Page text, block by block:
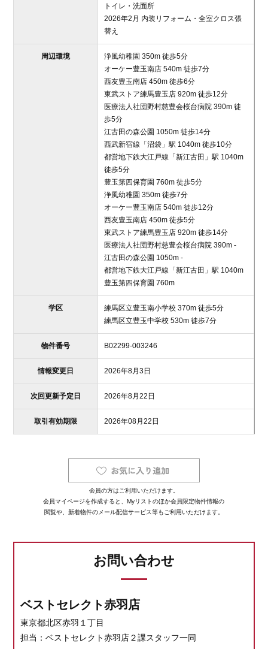
トイレ・洗面所
2026年2月 内装リフォーム・全室クロス張
替え
周辺環境
浄風幼稚園 350m 徒歩5分
オーケー豊玉南店 540m 徒歩7分
西友豊玉南店 450m 徒歩6分
東武ストア練馬豊玉店 920m 徒歩12分
医療法人社団野村慈豊会桜台病院 390m 徒
歩5分
江古田の森公園 1050m 徒歩14分
西武新宿線「沼袋」駅 1040m 徒歩10分
都営地下鉄大江戸線「新江古田」駅 1040m
徒歩5分
豊玉第四保育園 760m 徒歩5分
浄風幼稚園 350m 徒歩7分
オーケー豊玉南店 540m 徒歩12分
西友豊玉南店 450m 徒歩5分
東武ストア練馬豊玉店 920m 徒歩14分
医療法人社団野村慈豊会桜台病院 390m -
江古田の森公園 1050m -
都営地下鉄大江戸線「新江古田」駅 1040m
豊玉第四保育園 760m
学区
練馬区立豊玉南小学校 370m 徒歩5分
練馬区立豊玉中学校 530m 徒歩7分
物件番号 B02299-003246
情報変更日 2026年8月3日
次回更新予定日 2026年8月22日
取引有効期限 2026年08月22日
会員の方はご利用いただけます。
会員マイページを作成すると、Myリストのほか会員限定物件情報の
閲覧や、新着物件のメール配信サービス等もご利用いただけます。
お問い合わせ
ベストセレクト赤羽店
東京都北区赤羽１丁目
担当：ベストセレクト赤羽店２課スタッフ一同